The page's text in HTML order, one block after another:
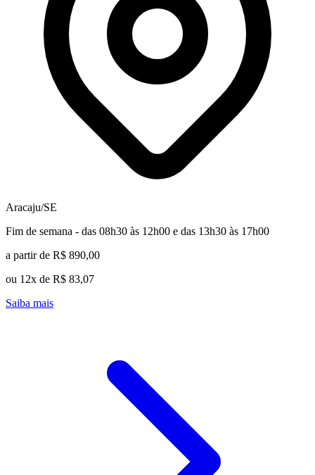
Aracaju/SE
Fim de semana - das 08h30 às 12h00 e das 13h30 às 17h00
a partir de R$ 890,00
ou 12x de R$ 83,07
Saiba mais